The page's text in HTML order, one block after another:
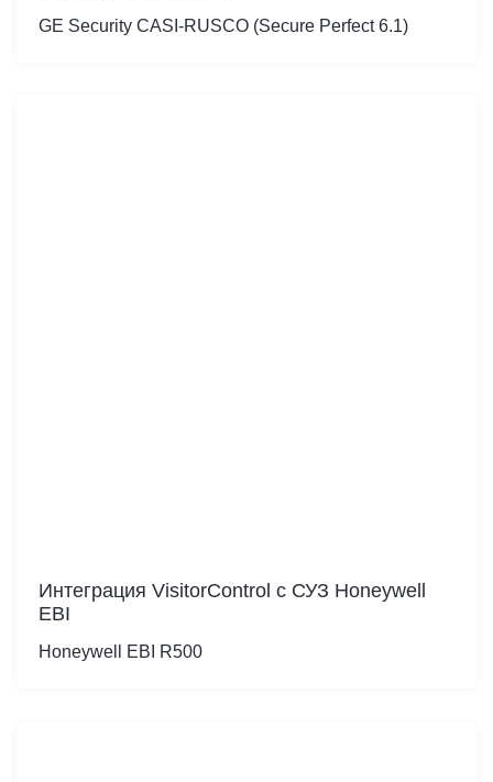
GE Security CASI-RUSCO (Secure Perfect 6.1)
Интеграция VisitorControl c СУЗ Honeywell
EBI
Honeywell EBI R500